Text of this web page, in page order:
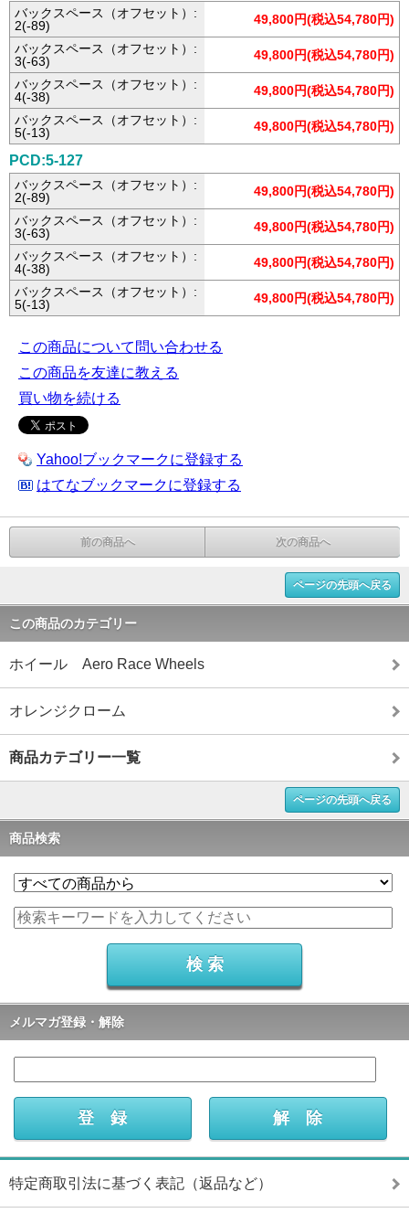
バックスペース（オフセット）:
2(-89)
49,800円(税込54,780円)
バックスペース（オフセット）:
3(-63)
49,800円(税込54,780円)
バックスペース（オフセット）:
4(-38)
49,800円(税込54,780円)
バックスペース（オフセット）:
5(-13)
49,800円(税込54,780円)
PCD:5-127
バックスペース（オフセット）:
2(-89)
49,800円(税込54,780円)
バックスペース（オフセット）:
3(-63)
49,800円(税込54,780円)
バックスペース（オフセット）:
4(-38)
49,800円(税込54,780円)
バックスペース（オフセット）:
5(-13)
49,800円(税込54,780円)
この商品について問い合わせる
この商品を友達に教える
買い物を続ける
Yahoo!ブックマークに登録する
はてなブックマークに登録する
前の商品へ 次の商品へ
ページの先頭へ戻る
この商品のカテゴリー
ホイール Aero Race Wheels
オレンジクローム
商品カテゴリー一覧
ページの先頭へ戻る
商品検索
メルマガ登録・解除
特定商取引法に基づく表記（返品など）